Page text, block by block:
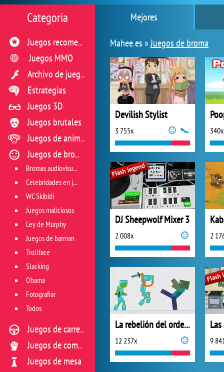
Mejores
Mahee.es »Juegos de broma
Devilish Stylist
3 755x 340x
DJ Sheepwolf Mixer 3
2 008x 2
La rebelión del ordenador: Minecraft
12 237x 9
Categoria
Juegos recomendados
Juegos MMO
Archivo de juegos flash
Estrategias
Juegos 3D
Juegos brutales
Juegos de animales
Juegos de broma
Bromas audiovisuales
Celebridades en juegos
WC Skibidi
Juegos maliciosos
Ley de Murphy
Juegos de barman
Trollface
Slacking
Obama
Fotografiar
Todos
Juegos de carreras
Juegos de combate
Juegos de mesa